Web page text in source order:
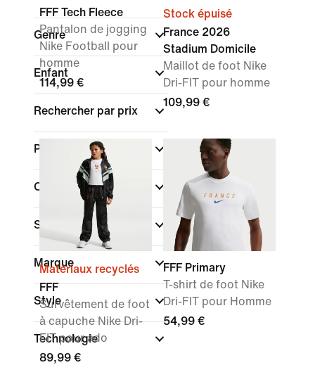
Genre
Enfant
Rechercher par prix
Promotions et offres
Couleur
Sport
Marque
Style
Technologie
FFF Tech Fleece
Pantalon de jogging
Nike Football pour
homme
114,99 €
Stock épuisé
France 2026
Stadium Domicile
Maillot de foot Nike
Dri-FIT pour homme
109,99 €
Matériaux recyclés
FFF
Survêtement de foot
à capuche Nike Dri-
FIT pour ado
89,99 €
FFF Primary
T-shirt de foot Nike
Dri-FIT pour Homme
54,99 €